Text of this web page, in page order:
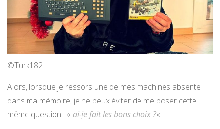
©Turk182
Alors, lorsque je ressors une de mes machines absente
dans ma mémoire, je ne peux éviter de me poser cette
même question : « ai-je fait les bons choix ?«